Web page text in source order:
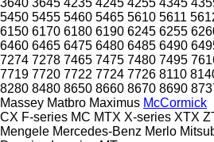
5450 5455 5460 5465 5610 5611
6150 6170 6180 6190 6245 6255
6460 6465 6475 6480 6485 6490
7274 7278 7465 7475 7480 7495
7719 7720 7722 7724 7726 8110
8280 8480 8650 8660 8670 8690
Massey Matbro Maximus McCormick
CX F-series MC MTX X-series XTX
Mengele Mercedes-Benz Merlo